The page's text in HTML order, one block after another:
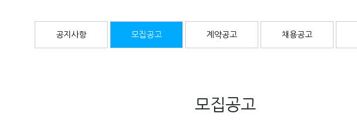
공지사항 모집공고 계약공고 채용공고
모집공고